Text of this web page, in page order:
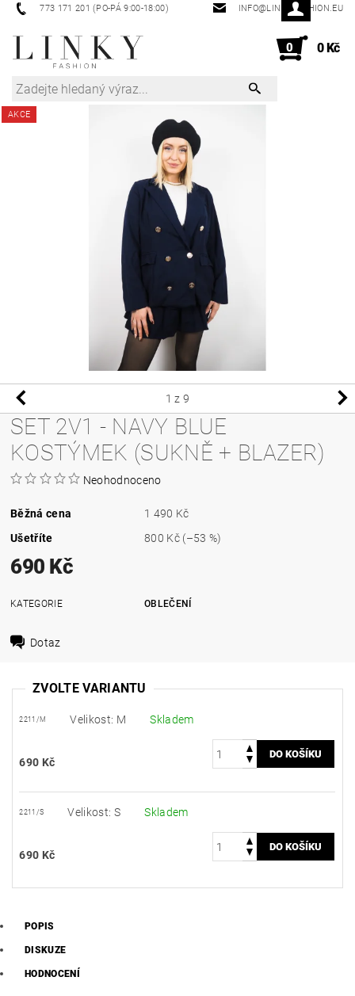
773 171 201 (PO-PÁ 9:00-18:00) INFO@LINKYFASHION.EU
0 0 Kč
AKCE
1 z 9
SET 2V1 - NAVY BLUE
KOSTÝMEK (SUKNĚ + BLAZER)
Neohodnoceno
Běžná cena
1 490 Kč
Ušetříte
800 Kč (–53 %)
690 Kč
KATEGORIE OBLEČENÍ
Dotaz
ZVOLTE VARIANTU
2211/M Velikost: M Skladem
690 Kč
2211/S Velikost: S Skladem
690 Kč
POPIS
DISKUZE
HODNOCENÍ